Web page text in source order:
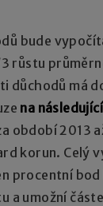
bude
růstu
důchodů má
na
období 2013
korun. Celý
procentní
a umožní